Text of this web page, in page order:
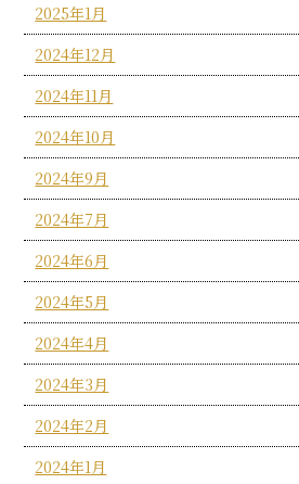
2025年1月
2024年12月
2024年11月
2024年10月
2024年9月
2024年7月
2024年6月
2024年5月
2024年4月
2024年3月
2024年2月
2024年1月